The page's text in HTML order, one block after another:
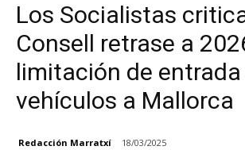
Los Socialistas
Consell retrase a
limitación de entrada
vehículos a Mallorca
Redacción Marratxí 18/03/2025